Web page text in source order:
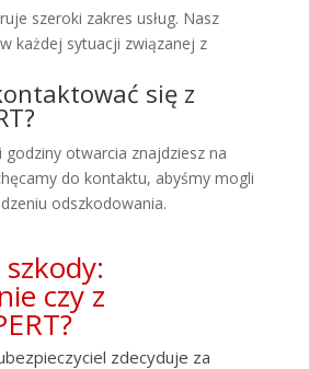
szeroki zakres usług. Nasz
każdej sytuacji związanej z
się z
otwarcia znajdziesz na
do kontaktu, abyśmy mogli
odszkodowania.
czy z
zdecyduje za